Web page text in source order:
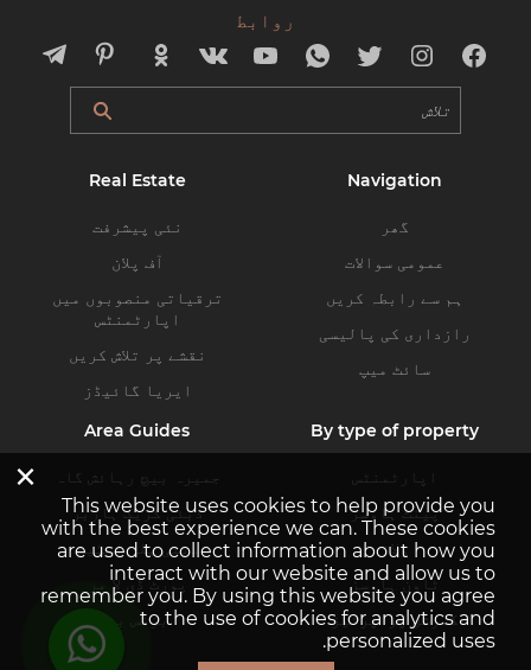
روابط
Navigation
گھر
عمومی سوالات
ہم سے رابطہ کریں
رازداری کی پالیسی
سائٹ میپ
Real Estate
نئی پیشرفت
آف پلان
ترقیاتی منصوبوں میں
اپارٹمنٹس
نقشے پر تلاش کریں
ایریا گائیڈز
By type of property
اپارٹمنٹس
پینٹ ہاوسز
ولاز
ٹاون ہاوسز
کمرشل پراپرٹیز
Area Guides
جمیرہ بیچ رہائش گاہ
دبئی کریک ہاربر
دبئی ہلز اسٹیٹ
پورٹ ڈی لا مر
بزنس بے
×
This website uses cookies to help provide you
with the best experience we can. These cookies
are used to collect information about how you
interact with our website and allow us to
remember you. By using this website you agree
to the use of cookies for analytics and
personalized uses.